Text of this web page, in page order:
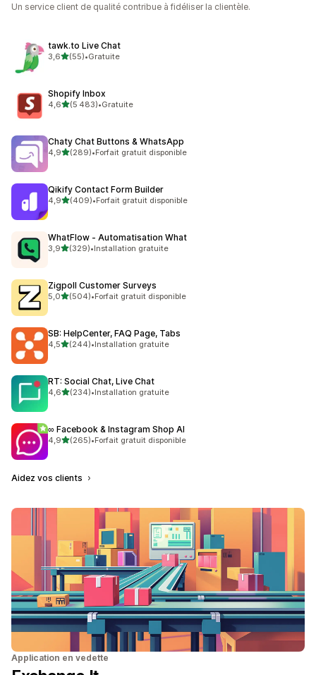
Un service client de qualité contribue à fidéliser la clientèle.
tawk.to Live Chat
3,6étoile(s) sur 5
(55)
55 avis au total
•Gratuite
Shopify Inbox
4,6étoile(s) sur 5
(5 483)
5483 avis au total
•Gratuite
Chaty Chat Buttons & WhatsApp
4,9étoile(s) sur 5
(289)
289 avis au total
•Forfait gratuit disponible
Qikify Contact Form Builder
4,9étoile(s) sur 5
(409)
409 avis au total
•Forfait gratuit disponible
WhatFlow ‑ Automatisation What
3,9étoile(s) sur 5
(329)
329 avis au total
•Installation gratuite
Zigpoll Customer Surveys
5,0étoile(s) sur 5
(504)
504 avis au total
•Forfait gratuit disponible
SB: HelpCenter, FAQ Page, Tabs
4,5étoile(s) sur 5
(244)
244 avis au total
•Installation gratuite
RT: Social Chat, Live Chat
4,6étoile(s) sur 5
(234)
234 avis au total
•Installation gratuite
∞ Facebook & Instagram Shop AI
4,9étoile(s) sur 5
(265)
265 avis au total
•Forfait gratuit disponible
Aidez vos clients
Application en vedette